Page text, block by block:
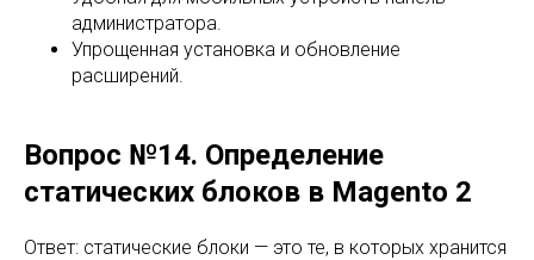
администратора.
Упрощенная установка и обновление
расширений.
Вопрос №14. Определение
статических блоков в Magento 2
Ответ: статические блоки — это те, в которых хранится